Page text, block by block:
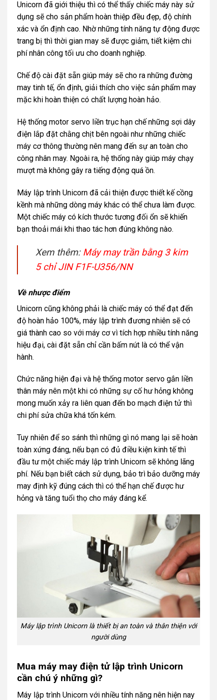
Unicorn đã giới thiệu thì có thể thấy chiếc máy này sử
dụng sẽ cho sản phẩm hoàn thiệp đều đẹp, độ chính
xác và ổn định cao. Nhờ những tính năng tự động được
trang bị thì thời gian may sẽ được giảm, tiết kiệm chi
phí nhân công tối ưu cho doanh nghiệp.
Chế độ cài đặt sẵn giúp máy sẽ cho ra những đường
may tinh tế, ổn định, giải thích cho việc sản phẩm may
mặc khi hoàn thiện có chất lượng hoàn hảo.
Hệ thống motor servo liền trục hạn chế những sợi dây
điện lắp đặt chằng chịt bên ngoài như những chiếc
máy cơ thông thường nên mang đến sự an toàn cho
công nhân may. Ngoài ra, hệ thống này giúp máy chạy
mượt mà không gây ra tiếng động quá ồn.
Máy lập trình Unicorn đã cải thiện được thiết kế cồng
kềnh mà những dòng máy khác có thể chưa làm được.
Một chiếc máy có kích thước tương đối ổn sẽ khiến
bạn thoải mái khi thao tác hơn đúng không nào.
Xem thêm: Máy may trần bằng 3 kim
5 chỉ JIN F1F-U356/NN
Về nhược điểm
Unicorn cũng không phải là chiếc máy có thể đạt đến
độ hoàn hảo 100%, máy lập trình đương nhiên sẽ có
giá thành cao so với máy cơ vì tích hợp nhiều tính năng
hiệu đại, cài đặt sẵn chỉ cần bấm nút là có thể vận
hành.
Chức năng hiện đại và hệ thống motor servo gắn liền
thân máy nên một khi có những sự cố hư hỏng không
mong muốn xảy ra liên quan đến bo mạch điện tử thì
chi phí sửa chữa khá tốn kém.
Tuy nhiên để so sánh thì những gì nó mang lại sẽ hoàn
toàn xứng đáng, nếu bạn có đủ điều kiện kinh tế thì
đầu tư một chiếc máy lập trình Unicorn sẽ không lãng
phí. Nếu bạn biết cách sử dụng, bảo trì bảo dưỡng máy
may định kỹ đúng cách thì có thể hạn chế được hư
hỏng và tăng tuổi thọ cho máy đáng kể.
Máy lập trình Unicorn là thiết bị an toàn và thân thiện với
người dùng
Mua máy may điện tử lập trình Unicorn
cần chú ý những gì?
Máy lập trình Unicorn với nhiều tính năng nên hiện nay